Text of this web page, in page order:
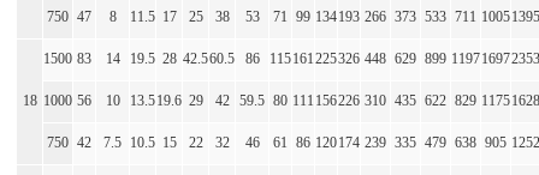
750 47 8 11.5 17 25 38 53 71 99 134193 266 373 533 711 1005
18
1500 83 14 19.5 28 42.560.5 86 115161225326 448 629 899 11971697
1000 56 10 13.519.6 29 42 59.5 80 111 156226 310 435 622 829 1175
750 42 7.5 10.5 15 22 32 46 61 86 120174 239 335 479 638 905